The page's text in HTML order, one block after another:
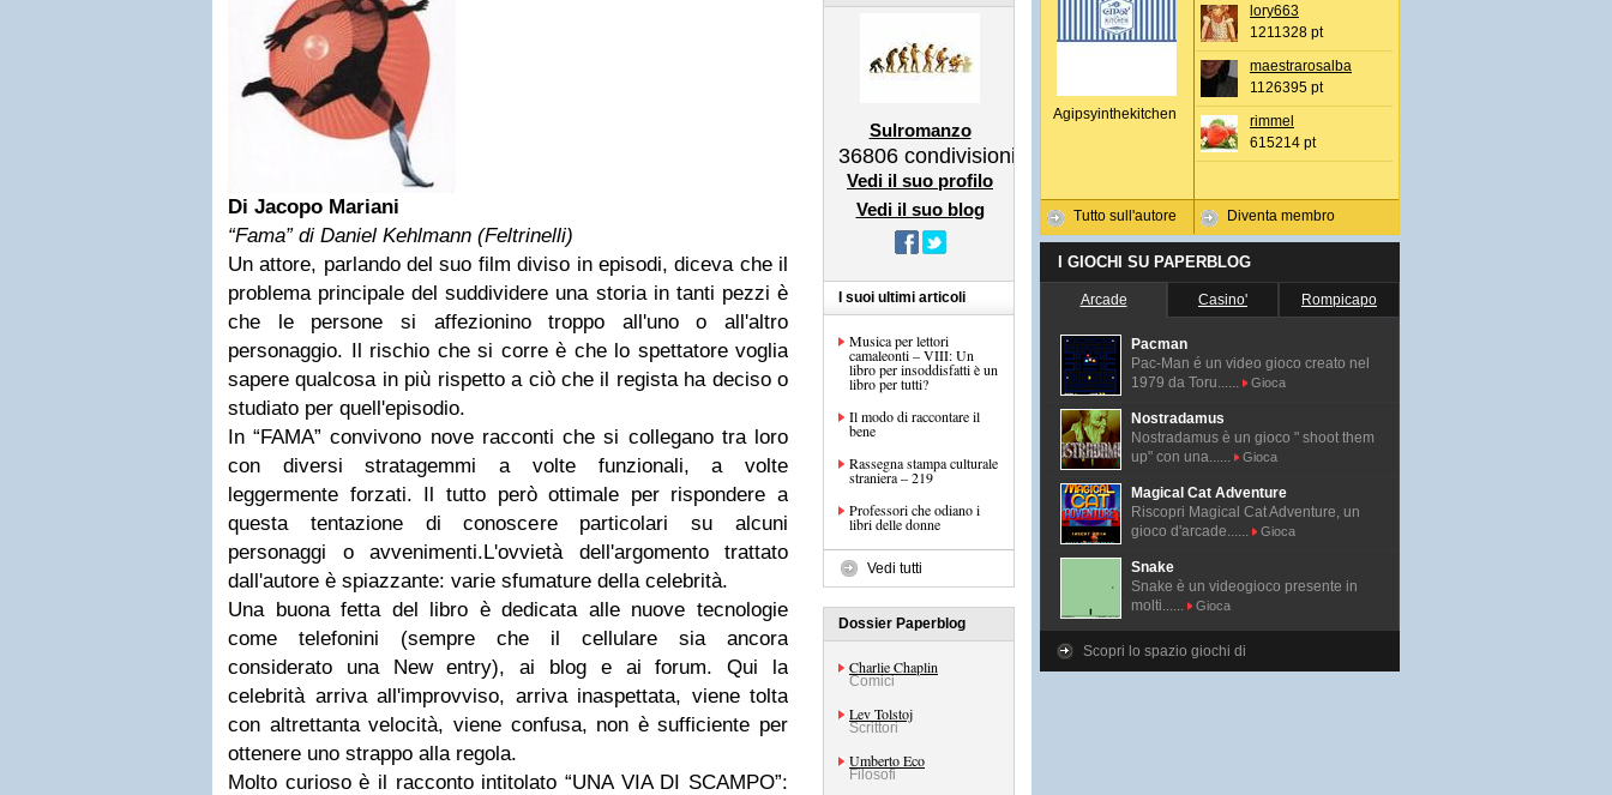
Di Jacopo Mariani
“Fama” di Daniel Kehlmann (Feltrinelli)
Un attore, parlando del suo film diviso in episodi, diceva che il
problema principale del suddividere una storia in tanti pezzi è
che le persone si affezionino troppo all'uno o all'altro
personaggio. Il rischio che si corre è che lo spettatore voglia
sapere qualcosa in più rispetto a ciò che il regista ha deciso o
studiato per quell'episodio.
In “FAMA” convivono nove racconti che si collegano tra loro
con diversi stratagemmi a volte funzionali, a volte
leggermente forzati. Il tutto però ottimale per rispondere a
questa tentazione di conoscere particolari su alcuni
personaggi o avvenimenti.L'ovvietà dell'argomento trattato
dall'autore è spiazzante: varie sfumature della celebrità.
Una buona fetta del libro è dedicata alle nuove tecnologie
come telefonini (sempre che il cellulare sia ancora
considerato una New entry), ai blog e ai forum. Qui la
celebrità arriva all'improvviso, arriva inaspettata, viene tolta
con altrettanta velocità, viene confusa, non è sufficiente per
ottenere uno strappo alla regola.
Molto curioso è il racconto intitolato “UNA VIA DI SCAMPO”:
Sulromanzo
36806 condivisioni
Vedi il suo profilo
Vedi il suo blog
I suoi ultimi articoli
Musica per lettori
camaleonti – VIII: Un
libro per insoddisfatti è un
libro per tutti?
Il modo di raccontare il
bene
Rassegna stampa culturale
straniera – 219
Professori che odiano i
libri delle donne
Vedi tutti
Dossier Paperblog
Charlie Chaplin
Comici
Lev Tolstoj
Scrittori
Umberto Eco
Filosofi
Agipsyinthekitchen
Tutto sull'autore
lory663
1211328 pt
maestrarosalba
1126395 pt
rimmel
615214 pt
Diventa membro
I GIOCHI SU PAPERBLOG
Arcade Casino' Rompicapo
Pacman
Pac-Man é un video gioco creato nel
1979 da Toru......
Gioca
Nostradamus
Nostradamus è un gioco " shoot them
up" con una......
Gioca
Magical Cat Adventure
Riscopri Magical Cat Adventure, un
gioco d'arcade......
Gioca
Snake
Snake è un videogioco presente in
molti......
Gioca
Scopri lo spazio giochi di